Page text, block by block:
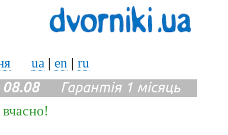
ua | en | ru
08.08Гарантія 1 місяць